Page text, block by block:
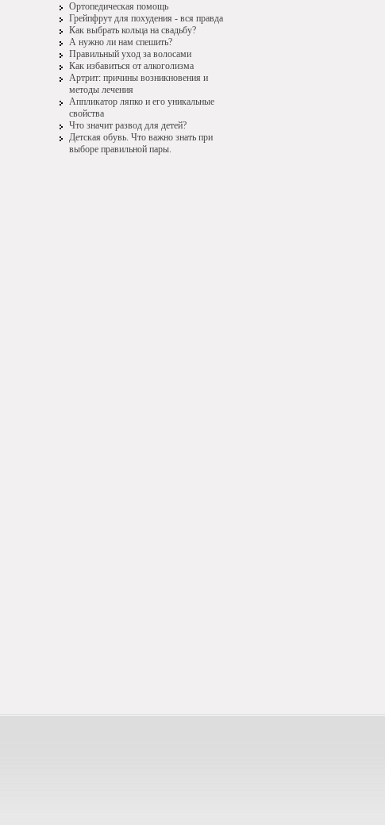
Ортопедическая помощь
Грейпфрут для похудения - вся правда
Как выбрать кольца на свадьбу?
А нужно ли нам спешить?
Правильный уход за волосами
Как избавиться от алкоголизма
Артрит: причины возникновения и
методы лечения
Аппликатор ляпко и его уникальные
свойства
Что значит развод для детей?
Детская обувь. Что важно знать при
выборе правильной пары.